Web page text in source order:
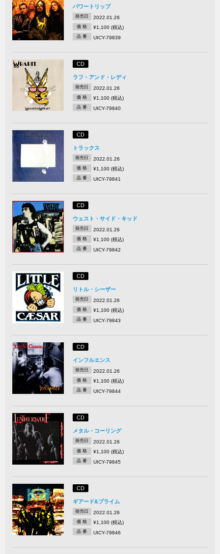
パワートリップ
発売日 2022.01.26
価 格 ¥1,100 (税込)
品 番 UICY-79839
CD
ラフ・アンド・レディ
発売日 2022.01.26
価 格 ¥1,100 (税込)
品 番 UICY-79840
CD
トラックス
発売日 2022.01.26
価 格 ¥1,100 (税込)
品 番 UICY-79841
CD
ウェスト・サイド・キッド
発売日 2022.01.26
価 格 ¥1,100 (税込)
品 番 UICY-79842
CD
リトル・シーザー
発売日 2022.01.26
価 格 ¥1,100 (税込)
品 番 UICY-79843
CD
インフルエンス
発売日 2022.01.26
価 格 ¥1,100 (税込)
品 番 UICY-79844
CD
メタル・コーリング
発売日 2022.01.26
価 格 ¥1,100 (税込)
品 番 UICY-79845
CD
ギアード&プライム
発売日 2022.01.26
価 格 ¥1,100 (税込)
品 番 UICY-79846